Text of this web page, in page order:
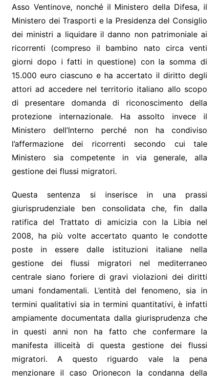
Asso Ventinove, nonché il Ministero della Difesa, il
Ministero dei Trasporti e la Presidenza del Consiglio
dei ministri a liquidare il danno non patrimoniale ai
ricorrenti (compreso il bambino nato circa venti
giorni dopo i fatti in questione) con la somma di
15.000 euro ciascuno e ha accertato il diritto degli
attori ad accedere nel territorio italiano allo scopo
di presentare domanda di riconoscimento della
protezione internazionale. Ha assolto invece il
Ministero dell’Interno perché non ha condiviso
l’affermazione dei ricorrenti secondo cui tale
Ministero sia competente in via generale, alla
gestione dei flussi migratori.
Questa sentenza si inserisce in una prassi
giurisprudenziale ben consolidata che, fin dalla
ratifica del Trattato di amicizia con la Libia nel
2008, ha più volte accertato quanto le condotte
poste in essere dalle istituzioni italiane nella
gestione dei flussi migratori nel mediterraneo
centrale siano foriere di gravi violazioni dei diritti
umani fondamentali. L’entità del fenomeno, sia in
termini qualitativi sia in termini quantitativi, è infatti
ampiamente documentata dalla giurisprudenza che
in questi anni non ha fatto che confermare la
manifesta illiceità di questa gestione dei flussi
migratori. A questo riguardo vale la pena
menzionare il caso Orionecon la condanna della